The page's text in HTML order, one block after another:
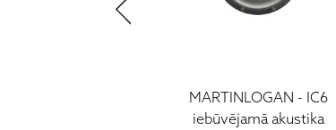
MARTINLOGAN - IC6
iebūvējamā akustika